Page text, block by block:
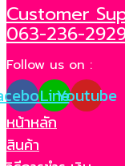
Customer
063-236-
Follow us on :
LineYoutube
หน้าหลัก
สินค้า